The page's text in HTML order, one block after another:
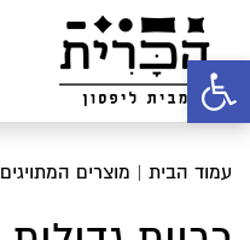
פתח סרגל נגישות
עמוד הבית | מוצרים